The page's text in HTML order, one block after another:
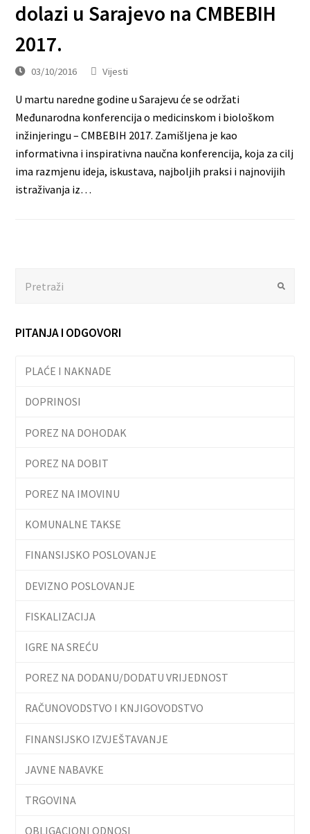
dolazi u Sarajevo na CMBEBIH
2017.
03/10/2016 Vijesti
U martu naredne godine u Sarajevu će se održati
Međunarodna konferencija o medicinskom i biološkom
inžinjeringu – CMBEBIH 2017. Zamišljena je kao
informativna i inspirativna naučna konferencija, koja za cilj
ima razmjenu ideja, iskustava, najboljih praksi i najnovijih
istraživanja iz…
PITANJA I ODGOVORI
PLAĆE I NAKNADE
DOPRINOSI
POREZ NA DOHODAK
POREZ NA DOBIT
POREZ NA IMOVINU
KOMUNALNE TAKSE
FINANSIJSKO POSLOVANJE
DEVIZNO POSLOVANJE
FISKALIZACIJA
IGRE NA SREĆU
POREZ NA DODANU/DODATU VRIJEDNOST
RAČUNOVODSTVO I KNJIGOVODSTVO
FINANSIJSKO IZVJEŠTAVANJE
JAVNE NABAVKE
TRGOVINA
OBLIGACIONI ODNOSI